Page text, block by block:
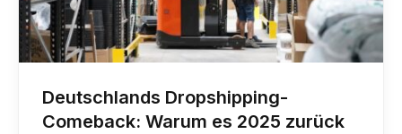
Deutschlands Dropshipping-
Comeback: Warum es 2025 zurück